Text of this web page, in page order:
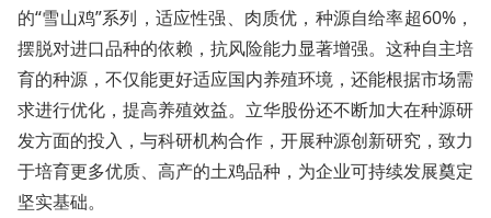
的“雪山鸡”系列，适应性强、肉质优，种源自给率超60%，
摆脱对进口品种的依赖，抗风险能力显著增强。这种自主培
育的种源，不仅能更好适应国内养殖环境，还能根据市场需
求进行优化，提高养殖效益。立华股份还不断加大在种源研
发方面的投入，与科研机构合作，开展种源创新研究，致力
于培育更多优质、高产的土鸡品种，为企业可持续发展奠定
坚实基础。